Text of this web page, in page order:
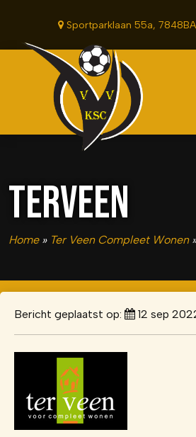
Sportparklaan 55a,
TERVEEN
Home» Ter Veen Compleet Wonen
Bericht geplaatst op: 12 sep